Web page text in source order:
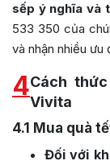
sếp ý nghĩa và
533 350 của
và nhận nhiều ưu
4Cách
Vivita
4.1 Mua quà
Đối với